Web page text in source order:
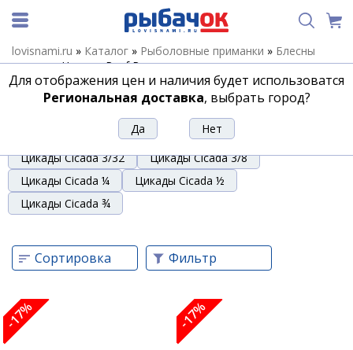
lovisnami.ru » Каталог » Рыболовные приманки » Блесны
летние»Цикады Reef Runner
Цикады Reef Runner
Цикады Cicada 1/16
Цикады Cicada 1/8
Цикады Cicada 3/32
Цикады Cicada 3/8
Цикады Cicada ¼
Цикады Cicada ½
Цикады Cicada ¾
Сортировка Фильтр
-17% -17%
Для отображения цен и наличия будет использоватся
Региональная доставка, выбрать город?